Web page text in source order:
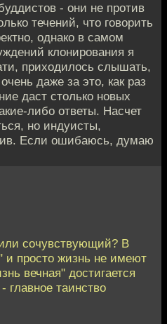
- они не против
течений, что говорить
однако в самом
клонирования я
приходилось слышать,
даже за это, как раз
даст столько новых
либо ответы. Насчет
но индуисты,
Если ошибаюсь, думаю
сочувствующий? В
и просто жизнь не имеют
вечная" достигается
главное таинство